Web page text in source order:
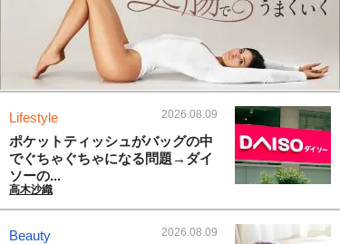
Lifestyle 2026.08.09
ポケットティッシュがバッグの中
でぐちゃぐちゃになる問題→ダイ
ソーの...
高木沙織
Beauty 2026.08.09